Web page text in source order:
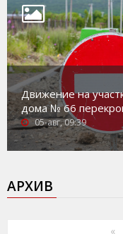
Движение на
дома № 66
05-авг, 09:39
АРХИВ
«